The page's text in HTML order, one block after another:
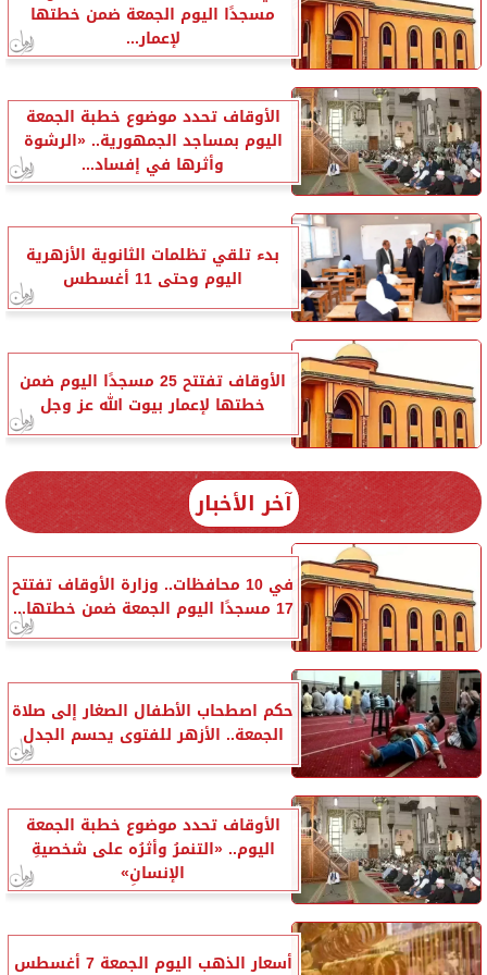
مسجدًا اليوم الجمعة ضمن خطتها
لإعمار...
الأوقاف تحدد موضوع خطبة الجمعة
اليوم بمساجد الجمهورية.. «الرشوة
وأثرها في إفساد...
بدء تلقي تظلمات الثانوية الأزهرية
اليوم وحتى 11 أغسطس
الأوقاف تفتتح 25 مسجدًا اليوم ضمن
خطتها لإعمار بيوت الله عز وجل
آخر الأخبار
في 10 محافظات.. وزارة الأوقاف تفتتح
17 مسجدًا اليوم الجمعة ضمن خطتها...
حكم اصطحاب الأطفال الصغار إلى صلاة
الجمعة.. الأزهر للفتوى يحسم الجدل
الأوقاف تحدد موضوع خطبة الجمعة
اليوم.. «التنمرُ وأثرُه على شخصيةِ
الإنسانِ»
أسعار الذهب اليوم الجمعة 7 أغسطس